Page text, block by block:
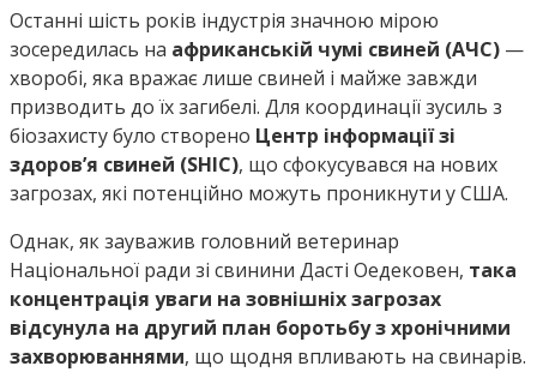
Останні шість років індустрія значною мірою
зосередилась на африканській чумі свиней (АЧС) —
хворобі, яка вражає лише свиней і майже завжди
призводить до їх загибелі. Для координації зусиль з
біозахисту було створено Центр інформації зі
здоров’я свиней (SHIC), що сфокусувався на нових
загрозах, які потенційно можуть проникнути у США.
Однак, як зауважив головний ветеринар
Національної ради зі свинини Дасті Оедековен, така
концентрація уваги на зовнішніх загрозах
відсунула на другий план боротьбу з хронічними
захворюваннями, що щодня впливають на свинарів.